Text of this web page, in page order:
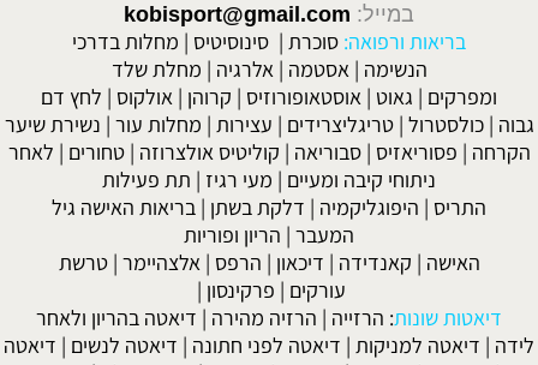
במייל: kobisport@gmail.com
בריאות ורפואה: סוכרת | סינוסיטיס | מחלות בדרכי
הנשימה | אסטמה | אלרגיה | מחלת שלד
ומפרקים | גאוט | אוסטאופורוזיס | קרוהן | אולקוס | לחץ דם
גבוה |כולסטרול |טריגליצרידים | עצירות | מחלות עור | נשירת שיער
הקרחה | פסוריאזיס |סבוריאה | קוליטיס אולצרוזה |טחורים | לאחר
ניתוחי קיבה ומעיים | מעי רגיז | תת פעילות
התריס | היפוגליקמיה | דלקת בשתן | בריאות האישה גיל
המעבר | הריון ופוריות
האישה | קאנדידה | דיכאון | הרפס | אלצהיימר |טרשת
עורקים | פרקינסון |
דיאטות שונות: הרזייה | הרזיה מהירה | דיאטה בהריון ולאחר
לידה | דיאטה למניקות | דיאטה לפני חתונה | דיאטה לנשים | דיאטה